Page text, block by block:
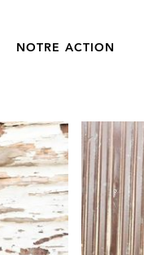
NOTRE ACTION